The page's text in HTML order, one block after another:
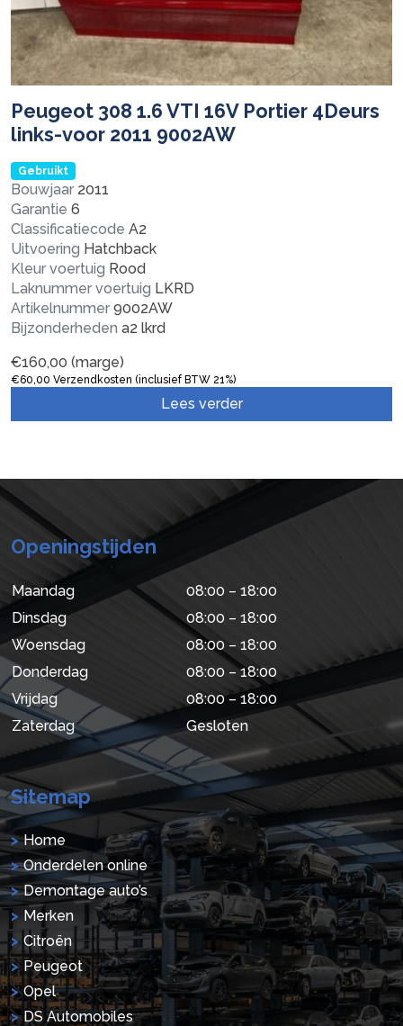
Peugeot 308 1.6 VTI 16V Portier 4Deurs
links-voor 2011 9002AW
Gebruikt
Bouwjaar 2011
Garantie 6
Classificatiecode A2
Uitvoering Hatchback
Kleur voertuig Rood
Laknummer voertuig LKRD
Artikelnummer 9002AW
Bijzonderheden a2 lkrd
€160,00 (marge)
€60,00 Verzendkosten (inclusief BTW 21%)
Lees verder
Openingstijden
Maandag
08:00 – 18:00
Dinsdag
08:00 – 18:00
Woensdag
08:00 – 18:00
Donderdag
08:00 – 18:00
Vrijdag
08:00 – 18:00
Zaterdag
Gesloten
Sitemap
Home
Onderdelen online
Demontage auto’s
Merken
Citroën
Peugeot
Opel
DS Automobiles